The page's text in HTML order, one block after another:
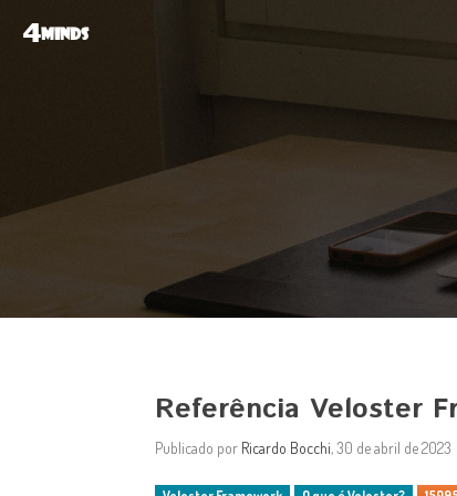
4MINDS
Referência Veloster
Publicado por Ricardo Bocchi, 30 de abril de 2023